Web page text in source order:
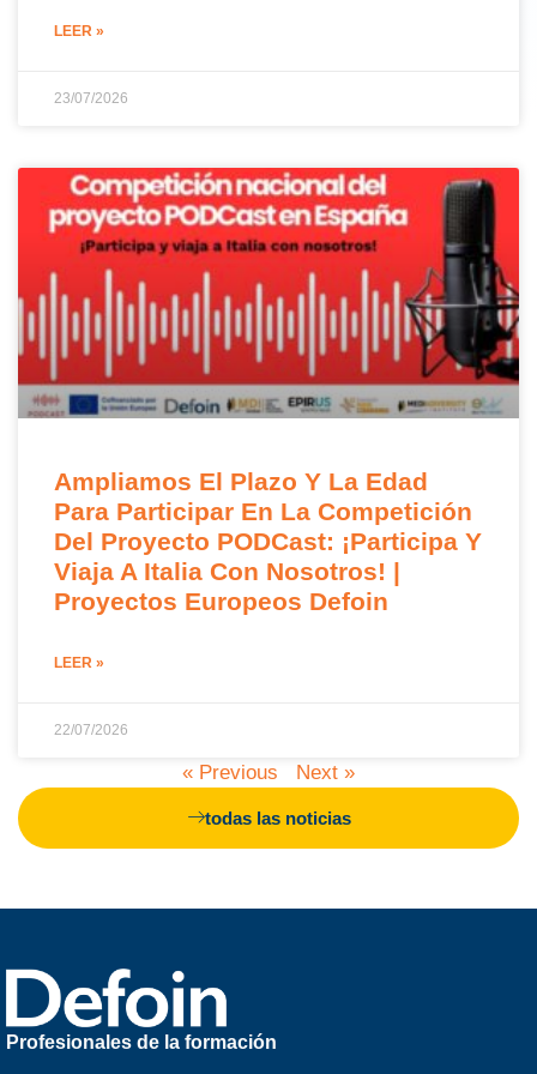
LEER »
23/07/2026
Ampliamos El Plazo Y La Edad
Para Participar En La Competición
Del Proyecto PODCast: ¡Participa Y
Viaja A Italia Con Nosotros! |
Proyectos Europeos Defoin
LEER »
22/07/2026
« Previous Next »
todas las noticias
Profesionales de la formación